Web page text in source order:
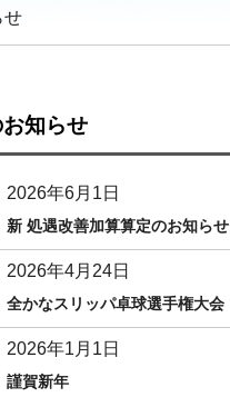
せ
知らせ
2026年6月1日
新 処遇改善加算算定のお知らせ
2026年4月24日
全かなスリッパ卓球選手権大会
2026年1月1日
謹賀新年